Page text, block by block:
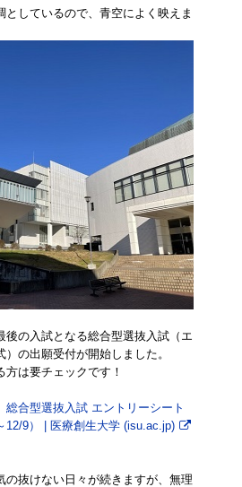
としているので、青空によく映えま
後の入試となる総合型選抜入試（エ
の出願受付が開始しました。
は要チェックです！
総合型選抜入試 エントリーシート
12/9） | 医療創生大学 (isu.ac.jp)
の抜けない日々が続きますが、無理